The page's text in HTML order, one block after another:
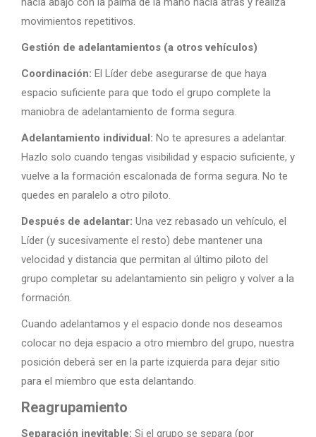
movimientos repetitivos.
Gestión de adelantamientos (a otros vehículos)
Coordinación: El Líder debe asegurarse de que haya
espacio suficiente para que todo el grupo complete la
maniobra de adelantamiento de forma segura.
Adelantamiento individual: No te apresures a adelantar.
Hazlo solo cuando tengas visibilidad y espacio suficiente, y
vuelve a la formación escalonada de forma segura. No te
quedes en paralelo a otro piloto.
Después de adelantar: Una vez rebasado un vehículo, el
Líder (y sucesivamente el resto) debe mantener una
velocidad y distancia que permitan al último piloto del
grupo completar su adelantamiento sin peligro y volver a la
formación.
Cuando adelantamos y el espacio donde nos deseamos
colocar no deja espacio a otro miembro del grupo, nuestra
posición deberá ser en la parte izquierda para dejar sitio
para el miembro que esta delantando.
Reagrupamiento
Separación inevitable: Si el grupo se separa (por